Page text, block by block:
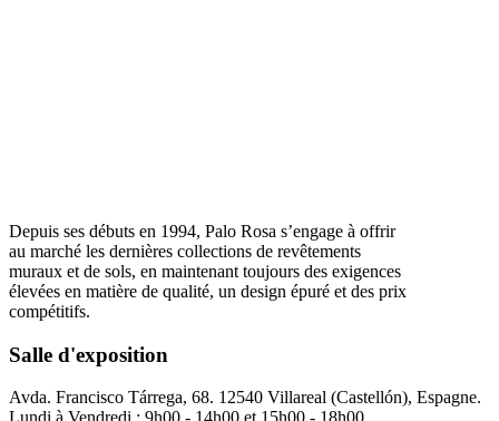
Depuis ses débuts en 1994, Palo Rosa s’engage à offrir
au marché les dernières collections de revêtements
muraux et de sols, en maintenant toujours des exigences
élevées en matière de qualité, un design épuré et des prix
compétitifs.
Salle d'exposition
Avda. Francisco Tárrega, 68. 12540 Villareal (Castellón), Espagne.